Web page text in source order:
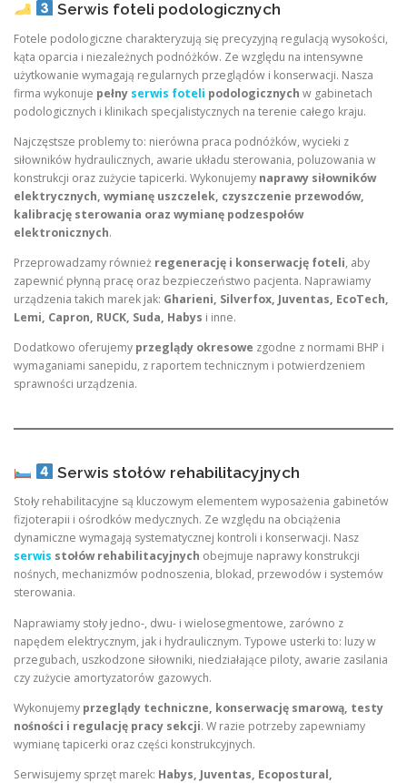
Serwis foteli podologicznych
Fotele podologiczne charakteryzują się precyzyjną regulacją wysokości,
kąta oparcia i niezależnych podnóżków. Ze względu na intensywne
użytkowanie wymagają regularnych przeglądów i konserwacji. Nasza
firma wykonuje pełny serwis foteli podologicznych w gabinetach
podologicznych i klinikach specjalistycznych na terenie całego kraju.
Najczęstsze problemy to: nierówna praca podnóżków, wycieki z
siłowników hydraulicznych, awarie układu sterowania, poluzowania w
konstrukcji oraz zużycie tapicerki. Wykonujemy naprawy siłowników
elektrycznych, wymianę uszczelek, czyszczenie przewodów,
kalibrację sterowania oraz wymianę podzespołów
elektronicznych.
Przeprowadzamy również regenerację i konserwację foteli, aby
zapewnić płynną pracę oraz bezpieczeństwo pacjenta. Naprawiamy
urządzenia takich marek jak: Gharieni, Silverfox, Juventas, EcoTech,
Lemi, Capron, RUCK, Suda, Habys i inne.
Dodatkowo oferujemy przeglądy okresowe zgodne z normami BHP i
wymaganiami sanepidu, z raportem technicznym i potwierdzeniem
sprawności urządzenia.
Serwis stołów rehabilitacyjnych
Stoły rehabilitacyjne są kluczowym elementem wyposażenia gabinetów
fizjoterapii i ośrodków medycznych. Ze względu na obciążenia
dynamiczne wymagają systematycznej kontroli i konserwacji. Nasz
serwis stołów rehabilitacyjnych obejmuje naprawy konstrukcji
nośnych, mechanizmów podnoszenia, blokad, przewodów i systemów
sterowania.
Naprawiamy stoły jedno-, dwu- i wielosegmentowe, zarówno z
napędem elektrycznym, jak i hydraulicznym. Typowe usterki to: luzy w
przegubach, uszkodzone siłowniki, niedziałające piloty, awarie zasilania
czy zużycie amortyzatorów gazowych.
Wykonujemy przeglądy techniczne, konserwację smarową, testy
nośności i regulację pracy sekcji. W razie potrzeby zapewniamy
wymianę tapicerki oraz części konstrukcyjnych.
Serwisujemy sprzęt marek: Habys, Juventas, Ecopostural,